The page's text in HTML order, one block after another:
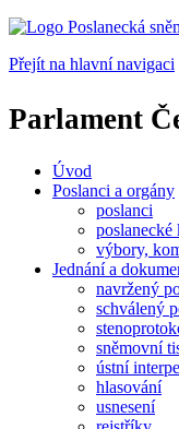
Přejít na hlavní navigaci
Parlament
Úvod
Poslanci a orgány
poslanci
poslanecké
výbory,
Jednání a
navržený
schválený
sněmovní
ústní
hlasování
usnesení